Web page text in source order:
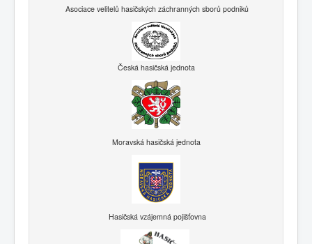
Asociace velitelů hasičských záchranných sborů podniků
Česká hasičská jednota
Moravská hasičská jednota
Hasičská vzájemná pojišťovna